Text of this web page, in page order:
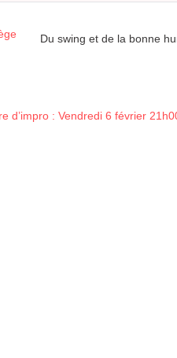
Du swing et de la bonne
d’impro : Vendredi 6 février